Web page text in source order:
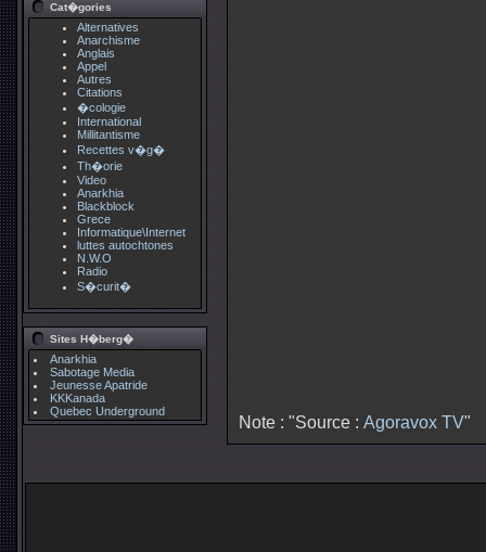
Cat�gories
Alternatives
Anarchisme
Anglais
Appel
Autres
Citations
�cologie
International
Millitantisme
Recettes v�g�
Th�orie
Video
Anarkhia
Blackblock
Grece
Informatique\Internet
luttes autochtones
N.W.O
Radio
S�curit�
Sites H�berg�
Anarkhia
Sabotage Media
Jeunesse Apatride
KKKanada
Quebec Underground
Note : "Source : Agoravox TV"